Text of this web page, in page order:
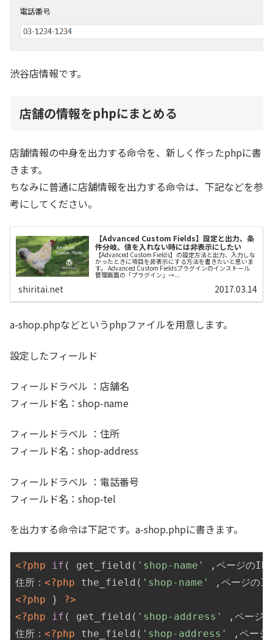
渋谷店情報です。
店舗の情報をphpにまとめる
店舗情報の中身を出力する命令を、新しく作ったphpに書
きます。
ちなみに普通に店舗情報を出力する命令は、下記などを参
考にしてください。
【Advanced Custom Fields】設定と出力、条
件分岐、値を入れない時には非表示にしたい
【Advanced Custom Fields】の設定方法と出力、入力しな
かったときに項目を非表示にする方法を書きたいと思いま
す。 Advanced Custom Fieldsプラグインのインストール
管理画面の「プラグイン」→...
shiritai.net 2017.03.14
a-shop.phpなどというphpファイルを用意します。
設定したフィールド
フィールドラベル ：店舗名
フィールド名：shop-name
フィールドラベル ：住所
フィールド名：shop-address
フィールドラベル ：電話番号
フィールド名：shop-tel
を出力する命令は下記です。a-shop.phpに書きます。
<?php if ( get_field( 'shop-name'
,ページの
住所： <?php the_field( 'shop-name'
,ページの
<?php }
?>
<?php
if ( get_field( 'shop-address'
,ペー
住所： <?php the_field( 'shop-address'
,ペー